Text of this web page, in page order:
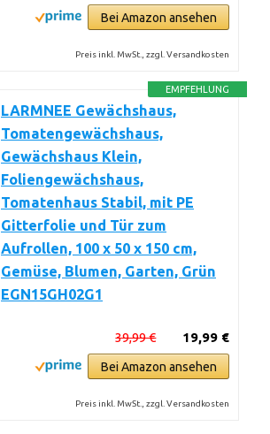
Bei Amazon ansehen
Preis inkl. MwSt., zzgl. Versandkosten
EMPFEHLUNG
LARMNEE Gewächshaus,
Tomatengewächshaus,
Gewächshaus Klein,
Foliengewächshaus,
Tomatenhaus Stabil, mit PE
Gitterfolie und Tür zum
Aufrollen, 100 x 50 x 150 cm,
Gemüse, Blumen, Garten, Grün
EGN15GH02G1
19,99 €
39,99 €
Bei Amazon ansehen
Preis inkl. MwSt., zzgl. Versandkosten